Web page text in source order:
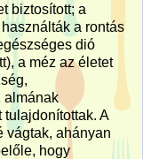
biztosított; a
a rontás
dió
a méz az életet
almának
tulajdonítottak. A
vágtak, ahányan
hogy